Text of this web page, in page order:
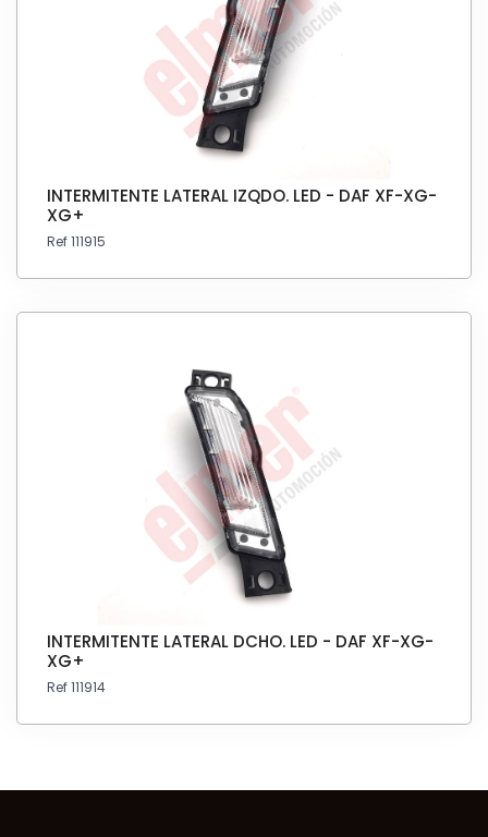
INTERMITENTE LATERAL IZQDO. LED - DAF XF-XG-
XG+
Ref 111915
INTERMITENTE LATERAL DCHO. LED - DAF XF-XG-
XG+
Ref 111914